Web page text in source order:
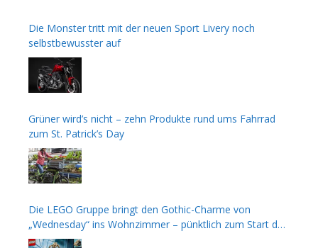
Die Monster tritt mit der neuen Sport Livery noch
selbstbewusster auf
Grüner wird’s nicht – zehn Produkte rund ums Fahrrad
zum St. Patrick’s Day
Die LEGO Gruppe bringt den Gothic-Charme von
„Wednesday“ ins Wohnzimmer – pünktlich zum Start der
zweiten Staffel